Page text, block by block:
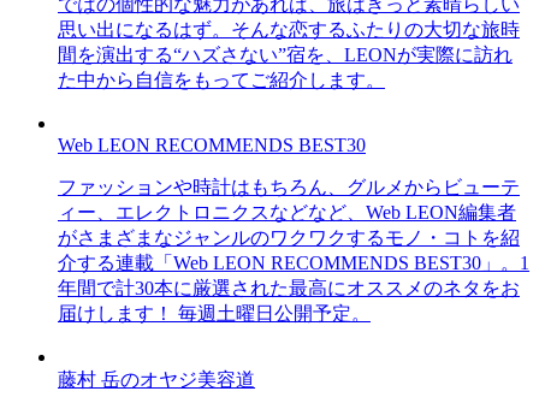
ではの個性的な魅力があれば、旅はきっと素晴らしい
思い出になるはず。そんな恋するふたりの大切な旅時
間を演出する“ハズさない”宿を、LEONが実際に訪れ
た中から自信をもってご紹介します。
Web LEON RECOMMENDS BEST30
ファッションや時計はもちろん、グルメからビューテ
ィー、エレクトロニクスなどなど、Web LEON編集者
がさまざまなジャンルのワクワクするモノ・コトを紹
介する連載「Web LEON RECOMMENDS BEST30」。1
年間で計30本に厳選された最高にオススメのネタをお
届けします！ 毎週土曜日公開予定。
藤村 岳のオヤジ美容道